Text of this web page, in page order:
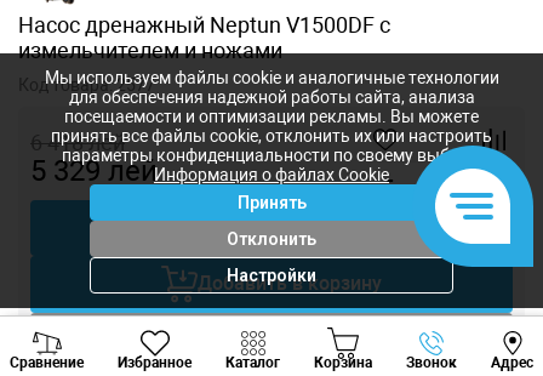
Насос дренажный Neptun V1500DF с
измельчителем и ножами
Код товара:2577
6 418лей
5 329лей - +
Купить в 1 клик
Добавить в корзину
Торговаться
Сравнение Избранное Каталог Корзина Звонок Адрес
Viber Whatsapp
Мы используем файлы cookie и аналогичные технологии
для обеспечения надежной работы сайта, анализа
посещаемости и оптимизации рекламы. Вы можете
принять все файлы cookie, отклонить их или настроить
параметры конфиденциальности по своему выбору.
Информация о файлах Cookie
Принять
Отклонить
Настройки